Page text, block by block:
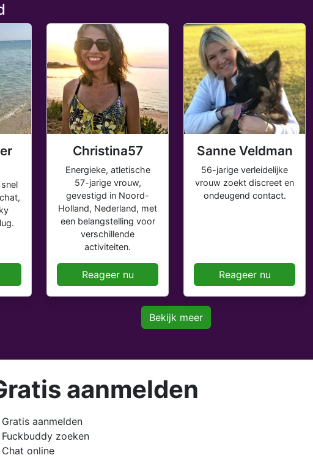
Christina57
Energieke, atletische
57-jarige vrouw,
gevestigd in Noord-
Holland, Nederland, met
een belangstelling voor
verschillende
activiteiten.
Reageer nu
Sanne Veldman
56-jarige verleidelijke
vrouw zoekt discreet en
ondeugend contact.
Reageer nu
Bekijk meer
aanmelden
Gratis aanmelden
Fuckbuddy zoeken
Chat online